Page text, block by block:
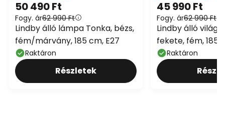
50 490 Ft
Fogy. ár62 990 Ft
Lindby álló lámpa Tonka, bézs,
fém/márvány, 185 cm, E27
Raktáron
Részletek
45 990 Ft
Fogy. ár62 990 Ft
Lindby álló
fekete, fém, 185
Raktáron